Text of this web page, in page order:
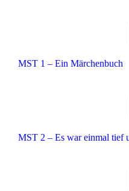
MST 1 – Ein Märchenbuch
MST 2 – Es war einmal tief